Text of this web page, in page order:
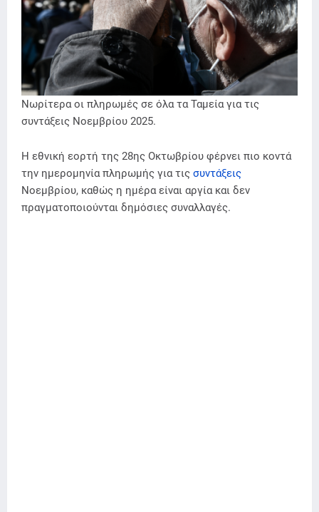
Νωρίτερα οι πληρωμές σε όλα τα Ταμεία για τις
συντάξεις Νοεμβρίου 2025.
Η εθνική εορτή της 28ης Οκτωβρίου φέρνει πιο κοντά
την ημερομηνία πληρωμής για τις συντάξεις
Νοεμβρίου, καθώς η ημέρα είναι αργία και δεν
πραγματοποιούνται δημόσιες συναλλαγές.